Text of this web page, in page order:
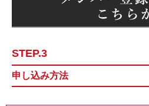
STEP.3
申し込み方法